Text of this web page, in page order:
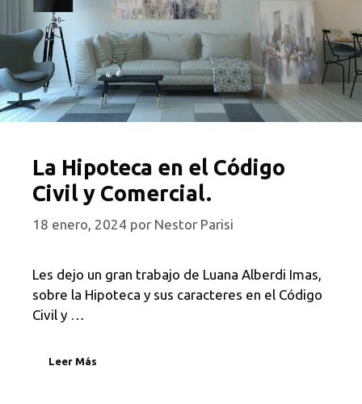
La Hipoteca en el Código
Civil y Comercial.
18 enero, 2024 por Nestor Parisi
Les dejo un gran trabajo de Luana Alberdi Imas,
sobre la Hipoteca y sus caracteres en el Código
Civil y …
Leer Más